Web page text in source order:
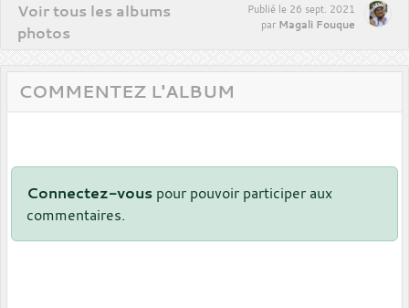
Voir tous les albums
photos
Publié le 26 sept. 2021
par Magali Fouque
COMMENTEZ L'ALBUM
Connectez-vous pour pouvoir participer aux
commentaires.